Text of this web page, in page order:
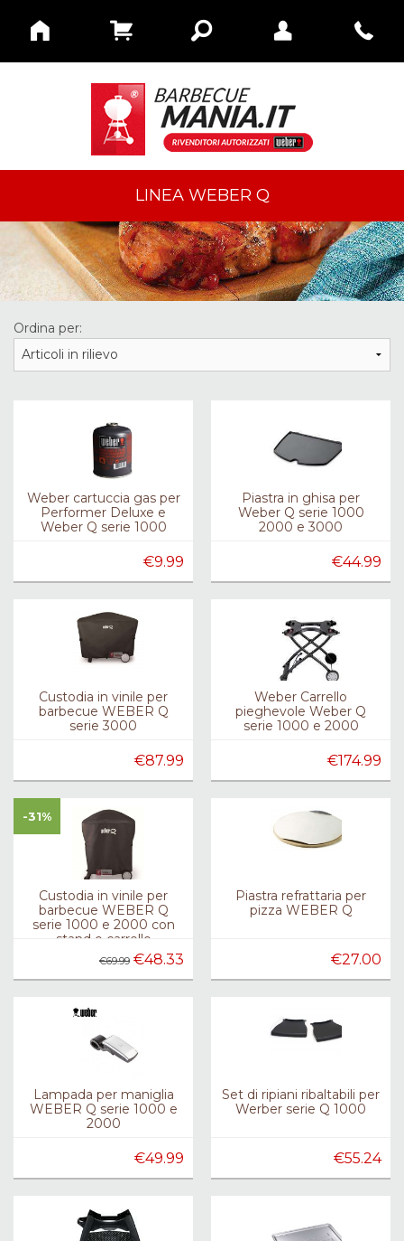
LINEA WEBER Q
Ordina per:
Weber cartuccia gas per
Performer Deluxe e
Weber Q serie 1000
€9.99
Piastra in ghisa per
Weber Q serie 1000
2000 e 3000
€44.99
Custodia in vinile per
barbecue WEBER Q
serie 3000
€87.99
Weber Carrello
pieghevole Weber Q
serie 1000 e 2000
€174.99
Custodia in vinile per
barbecue WEBER Q
serie 1000 e 2000 con
stand o carrello
pieghevole
€69.99 €48.33
-31%
Piastra refrattaria per
pizza WEBER Q
€27.00
Lampada per maniglia
WEBER Q serie 1000 e
2000
€49.99
Set di ripiani ribaltabili per
Werber serie Q 1000
€55.24